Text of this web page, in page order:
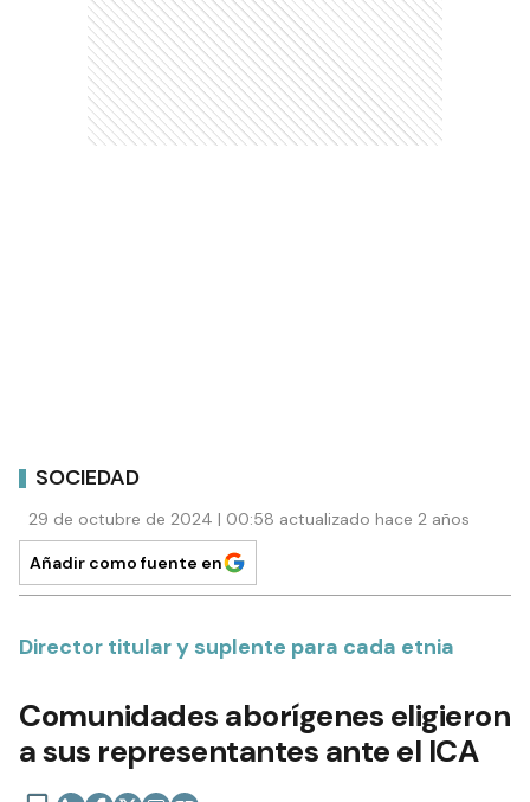
SOCIEDAD
29 de octubre de 2024 | 00:58 actualizado hace 2 años
Añadir como fuente en
Director titular y suplente para cada etnia
Comunidades aborígenes eligieron
a sus representantes ante el ICA